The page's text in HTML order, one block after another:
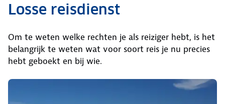
Losse reisdienst
Om te weten welke rechten je als reiziger hebt, is het
belangrijk te weten wat voor soort reis je nu precies
hebt geboekt en bij wie.